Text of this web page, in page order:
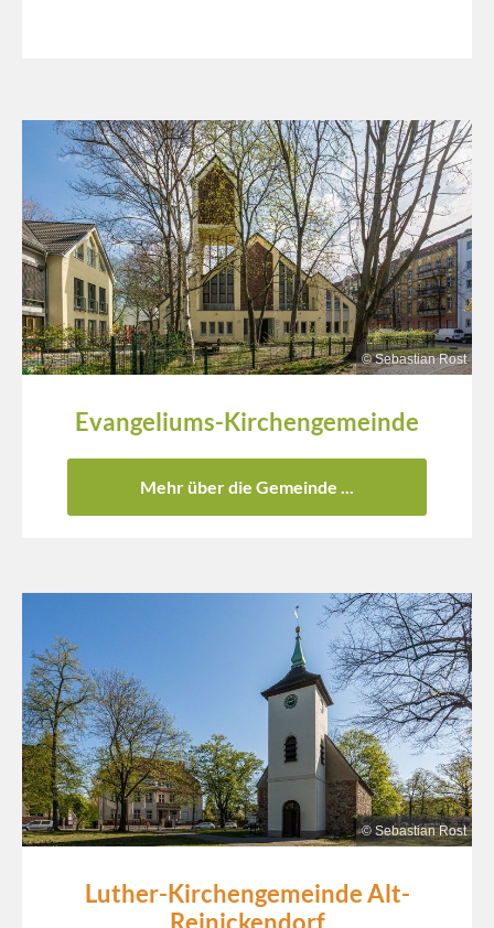
© Sebastian Rost
Evangeliums-Kirchengemeinde
Mehr über die Gemeinde ...
© Sebastian Rost
Luther-Kirchengemeinde Alt-